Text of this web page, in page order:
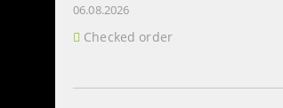
06.08.2026
Checked order